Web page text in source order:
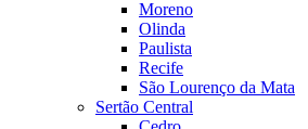
Moreno
Olinda
Paulista
Recife
São Lourenço da Mata
Sertão Central